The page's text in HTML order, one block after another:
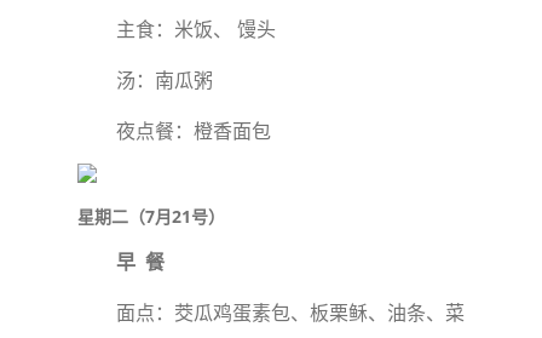
主食：米饭、 馒头
汤：南瓜粥
夜点餐：橙香面包
星期二（7月21号）
早 餐
面点：茭瓜鸡蛋素包、板栗稣、油条、菜